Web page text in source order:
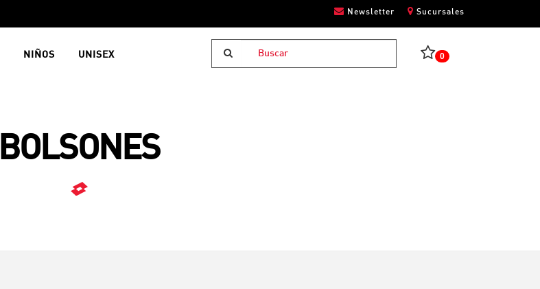
Newsletter Sucursales
0
NIÑOS UNISEX
BOLSONES